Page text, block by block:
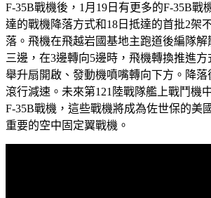
F-35B戰機後，1月19日有更多的F-35B戰
達的戰機降落方式和18日抵達的首批2架
落。飛機在飛越岩國基地主跑道後編隊
三邊，在3邊轉向5邊時，飛機轉換推進
舉升扇開啟、發動機噴嘴轉向下方。降
滾行減速。未來第121陸戰隊艦上戰鬥機
F-35B戰機，這些戰機將成為佐世保的美
重要的空中固定翼戰機。